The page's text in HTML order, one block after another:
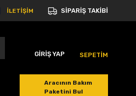
İLETİŞİM SİPARİŞ TAKİBİ
GİRİŞ YAP SEPETİM
Aracının Bakım
Paketini Bul